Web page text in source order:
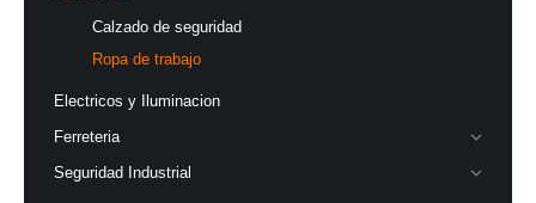
Calzado de seguridad
Ropa de trabajo
Electricos y Iluminacion
Ferreteria
Seguridad Industrial